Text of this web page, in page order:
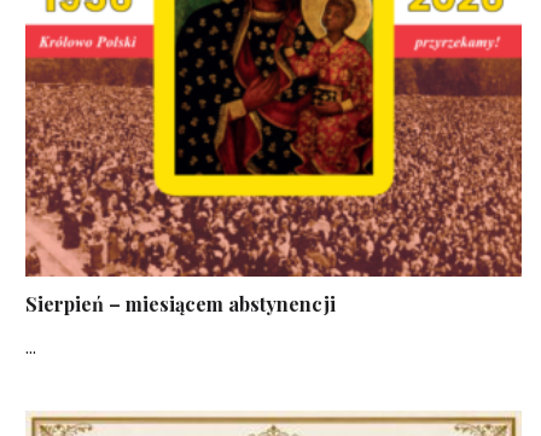
Sierpień – miesiącem abstynencji
...